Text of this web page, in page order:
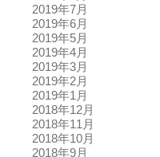
2019年7月
2019年6月
2019年5月
2019年4月
2019年3月
2019年2月
2019年1月
2018年12月
2018年11月
2018年10月
2018年9月